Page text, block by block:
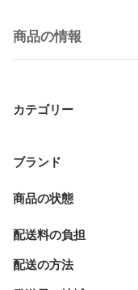
商品の情報
カテゴリー
ブランド
商品の状態
配送料の負担
配送の方法